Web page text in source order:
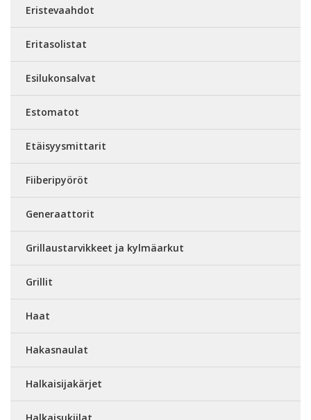
Eristevaahdot
Eritasolistat
Esilukonsalvat
Estomatot
Etäisyysmittarit
Fiiberipyöröt
Generaattorit
Grillaustarvikkeet ja kylmäarkut
Grillit
Haat
Hakasnaulat
Halkaisijakärjet